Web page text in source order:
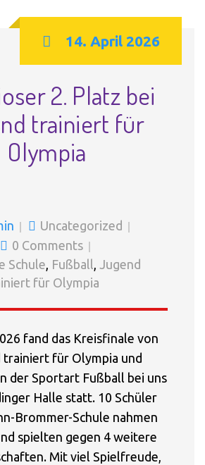
14. April 2026
2. Platz bei
trainiert für
Olympia
Uncategorized
0 Comments
Schule, Fußball, Jugend
für Olympia
fand das Kreisfinale von
trainiert für Olympia und
der Sportart Fußball bei uns
Halle statt. 10 Schüler
Brommer-Schule nahmen
spielten gegen 4 weitere
Mit viel Spielfreude,